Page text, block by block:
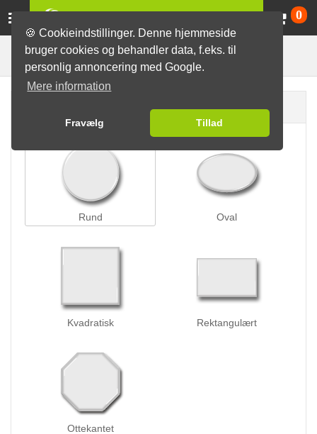
🍪 Cookieindstillinger. Denne hjemmeside
bruger cookies og behandler data, f.eks. til
personlig annoncering med Google.
Mere information
Fravælg Tillad
0
Badges Bøjlelås badges
Rund Oval
Kvadratisk Rektangulært
Ottekantet